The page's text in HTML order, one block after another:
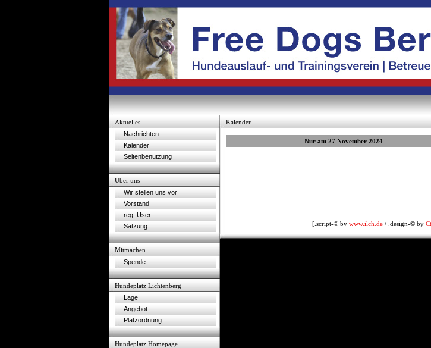
Aktuelles
Nachrichten
Kalender
Seitenbenutzung
Über uns
Wir stellen uns vor
Vorstand
reg. User
Satzung
Mitmachen
Spende
Hundeplatz Lichtenberg
Lage
Angebot
Platzordnung
Hundeplatz Homepage
Kalender
Nur am 27 November 2024
[.script-© by www.ilch.de / .design-© by